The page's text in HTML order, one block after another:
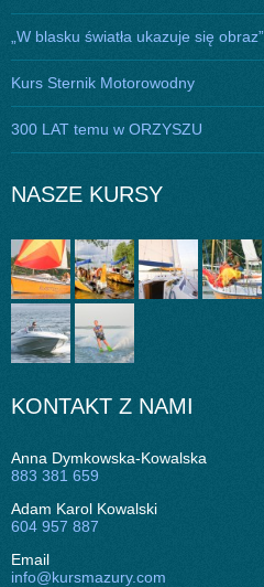
„W blasku światła ukazuje się obraz”
Kurs Sternik Motorowodny
300 LAT temu w ORZYSZU
NASZE KURSY
KONTAKT Z NAMI
Anna Dymkowska-Kowalska
883 381 659
Adam Karol Kowalski
604 957 887
Email
info@kursmazury.com